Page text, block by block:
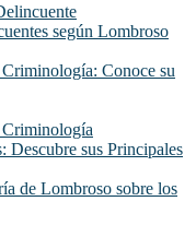
según Lombroso
Conoce su
Criminología
Descubre sus Principales
de Lombroso sobre los